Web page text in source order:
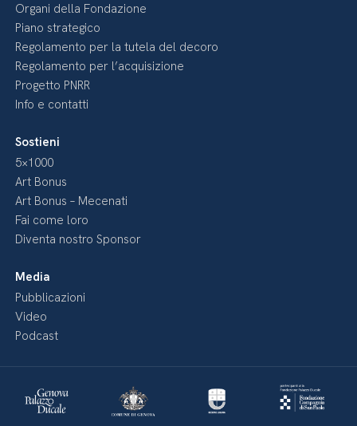
Organi della Fondazione
Piano strategico
Regolamento per la tutela del decoro
Regolamento per l’acquisizione
Progetto PNRR
Info e contatti
Sostieni
5×1000
Art Bonus
Art Bonus – Mecenati
Fai come loro
Diventa nostro Sponsor
Media
Pubblicazioni
Video
Podcast